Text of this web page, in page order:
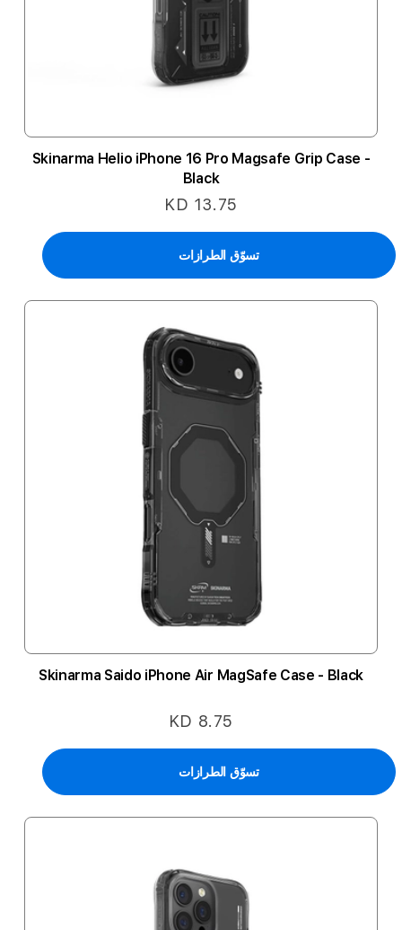
Skinarma Helio iPhone 16 Pro Magsafe Grip Case -
Black
KD 13.75
تسوّق الطرازات
Skinarma Saido iPhone Air MagSafe Case - Black
KD 8.75
تسوّق الطرازات